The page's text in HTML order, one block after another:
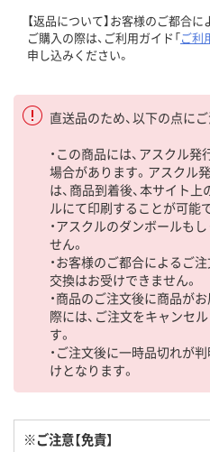
【返品について】お客様のご都合
ご購入の際は、ご利用ガイド「ご利
申し込みください。
直送品のため、以下の点にご
・この商品には、アスクル
場合があります。アスクル
は、商品到着後、本サイト
ルにて印刷することが可能
・アスクルのダンボールも
せん。
・お客様のご都合によるご注
交換はお受けできません。
・商品のご注文後に商品が
際には、ご注文をキャンセ
す。
・ご注文後に一時品切れが
けとなります。
※ご注意【免責】